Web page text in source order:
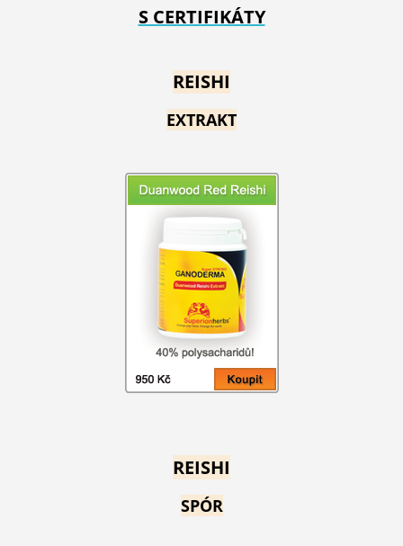
S CERTIFIKÁTY
REISHI
EXTRAKT
REISHI
SPÓR